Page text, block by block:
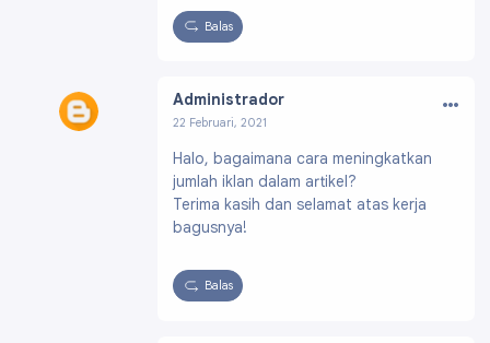
Balas
Administrador
22 Februari, 2021
529325600519357
…
Halo, bagaimana cara meningkatkan
jumlah iklan dalam artikel?
Terima kasih dan selamat atas kerja
bagusnya!
Balas